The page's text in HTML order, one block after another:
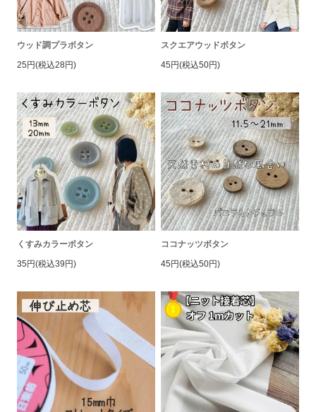
ウッド調プラボタン
25円(税込28円)
スクエアウッドボタン
45円(税込50円)
くすみカラーボタン
35円(税込39円)
ココナッツボタン
45円(税込50円)